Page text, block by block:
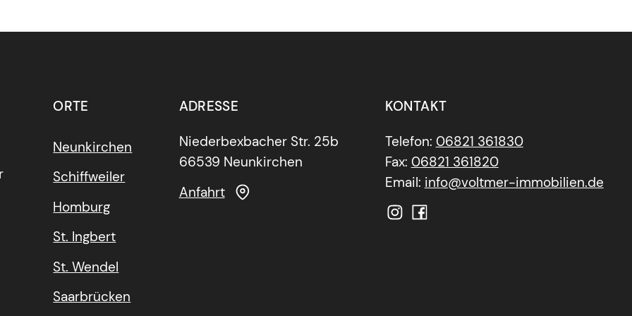
ORTE
Neunkirchen
Schiffweiler
Homburg
St. Ingbert
St. Wendel
Saarbrücken
ADRESSE
Niederbexbacher Str. 25b
66539 Neunkirchen
Anfahrt
KONTAKT
Telefon: 06821 361830
Fax: 06821 361820
Email: info@voltmer-immobilien.de